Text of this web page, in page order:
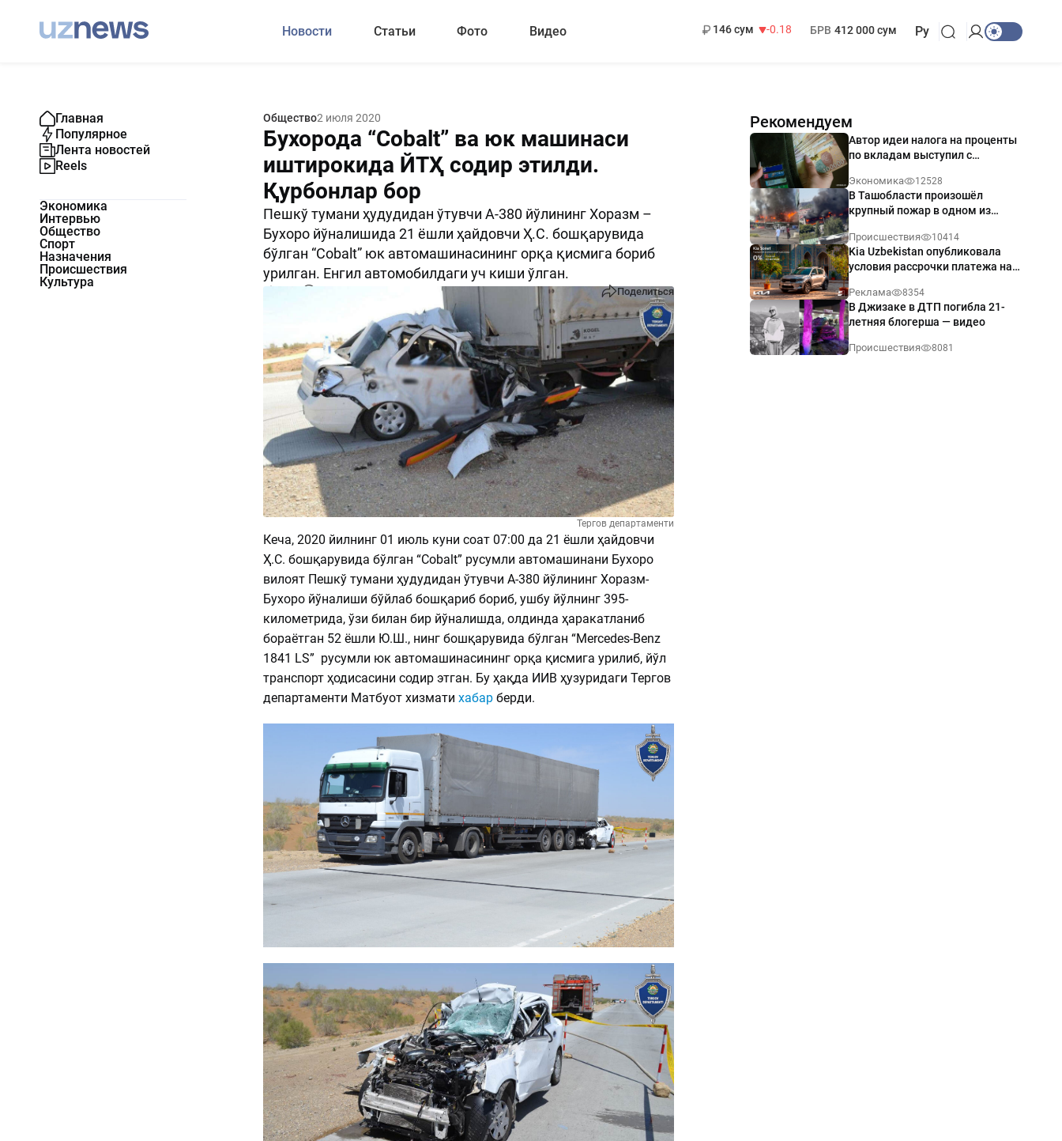
Новости Статьи Фото Видео
146 сум
-0.18
БРВ 412 000 сум Ру
Главная
Популярное
Лента новостей
Reels
Экономика
Интервью
Общество
Спорт
Назначения
Происшествия
Культура
Общество2 июля 2020
Бухорода “Cobalt” ва юк машинаси
иштирокида ЙТҲ содир этилди.
Қурбонлар бор
Пешкў тумани ҳудудидан ўтувчи А-380 йўлининг Хоразм –
Бухоро йўналишида 21 ёшли ҳайдовчи Ҳ.С. бошқарувида
бўлган “Cobalt” юк автомашинасининг орқа қисмига бориб
урилган. Енгил автомобилдаги уч киши ўлган.
Поделиться
Тергов департаменти
Кеча, 2020 йилнинг 01 июль куни соат 07:00 да 21 ёшли ҳайдовчи
Ҳ.С. бошқарувида бўлган “Cobalt” русумли автомашинани Бухоро
вилоят Пешкў тумани ҳудудидан ўтувчи А-380 йўлининг Хоразм-
Бухоро йўналиши бўйлаб бошқариб бориб, ушбу йўлнинг 395-
километрида, ўзи билан бир йўналишда, олдинда ҳаракатланиб
бораётган 52 ёшли Ю.Ш., нинг бошқарувида бўлган “Mercedes-Benz
1841 LS” русумли юк автомашинасининг орқа қисмига урилиб, йўл
транспорт ҳодисасини содир этган. Бу ҳақда ИИВ ҳузуридаги Тергов
департаменти Матбуот хизмати хабар берди.
Рекомендуем
Автор идеи налога на проценты
по вкладам выступил с
Экономика 12528
В Ташобласти произошёл
крупный пожар в одном из
Происшествия 10414
Kia Uzbekistan опубликовала
условия рассрочки платежа на
годовых
Реклама 8354
В Джизаке в ДТП погибла 21-
летняя блогерша — видео
Происшествия 8081